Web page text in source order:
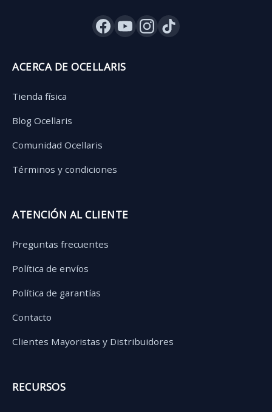
ACERCA DE OCELLARIS
Tienda física
Blog Ocellaris
Comunidad Ocellaris
Términos y condiciones
ATENCIÓN AL CLIENTE
Preguntas frecuentes
Política de envíos
Política de garantías
Contacto
Clientes Mayoristas y Distribuidores
RECURSOS